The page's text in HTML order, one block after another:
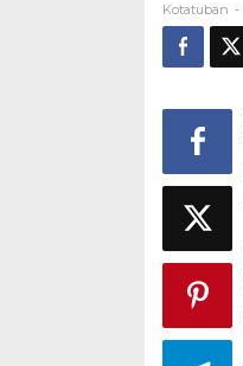
Kotatuban -